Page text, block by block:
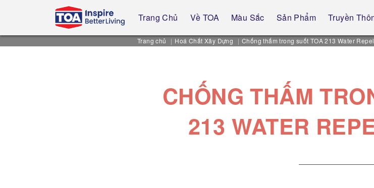
Trang Chủ Về TOA Màu Sắc Sản Phẩm Truyền
Trang chủ Hoá Chất Xây Dựng Chống thấm trong suốt TOA 213 Water
CHỐNG THẤM
213 WATER